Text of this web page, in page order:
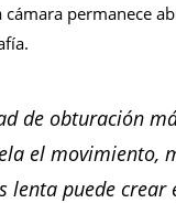
permanece
de obturación
el movimiento,
lenta puede crear